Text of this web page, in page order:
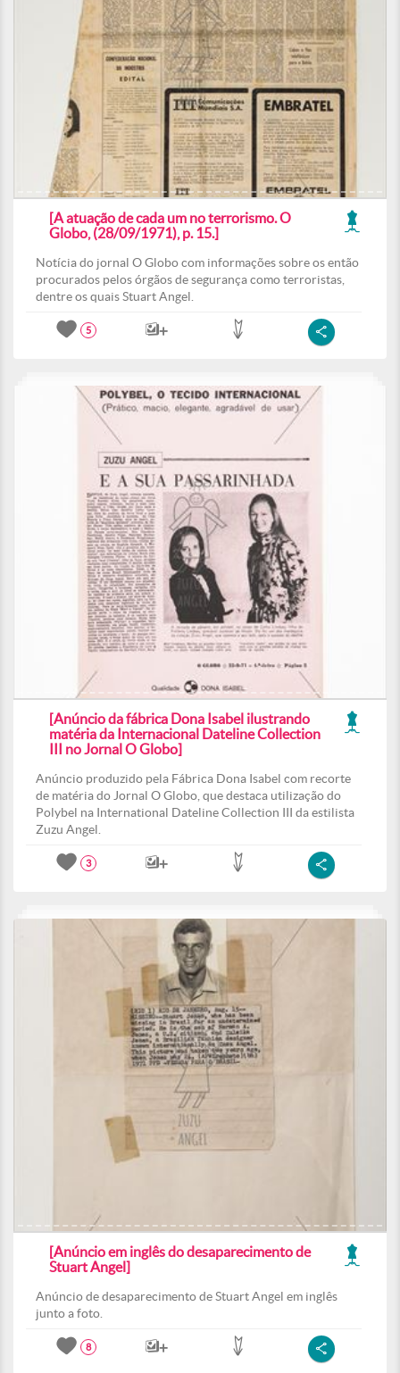
[A atuação de cada um no terrorismo. O
Globo, (28/09/1971), p. 15.]
Notícia do jornal O Globo com informações sobre os então
procurados pelos órgãos de segurança como terroristas,
dentre os quais Stuart Angel.
5
[Anúncio da fábrica Dona Isabel ilustrando
matéria da Internacional Dateline Collection
III no Jornal O Globo]
Anúncio produzido pela Fábrica Dona Isabel com recorte
de matéria do Jornal O Globo, que destaca utilização do
Polybel na International Dateline Collection III da estilista
Zuzu Angel.
3
[Anúncio em inglês do desaparecimento de
Stuart Angel]
Anúncio de desaparecimento de Stuart Angel em inglês
junto a foto.
8